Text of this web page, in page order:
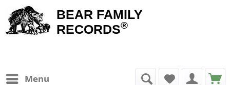
BEAR FAMILY
RECORDS®
Menu